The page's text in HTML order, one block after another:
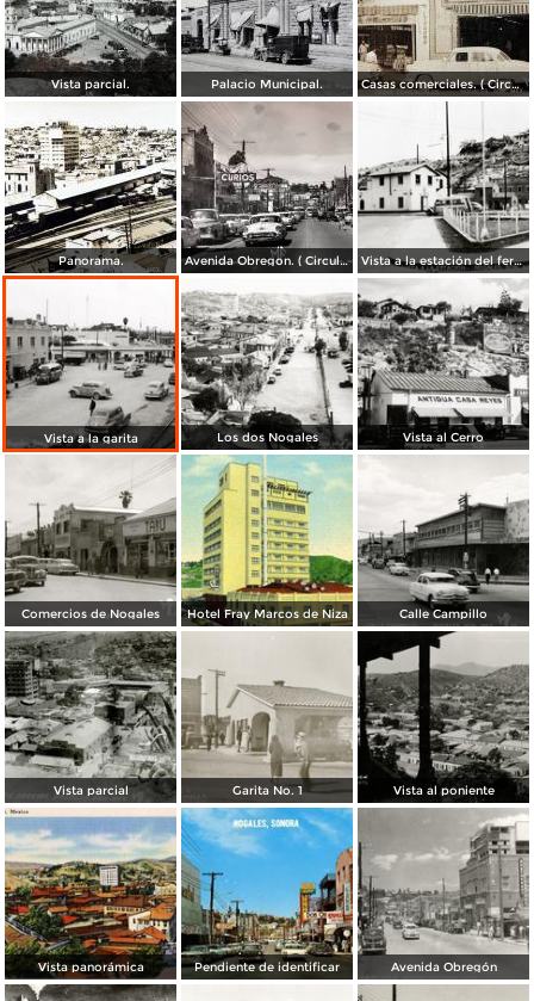
Vista parcial. Palacio Municipal. Casas comerciales. ( Circulada el 11 de Enero de 1957 ).
Panorama. Avenida Obregon. ( Circulada el 27 de Junio de 1958 ). Vista a la estación del ferrocarril
Vista a la garita Los dos Nogales Vista al Cerro
Comercios de Nogales Hotel Fray Marcos de Niza Calle Campillo
Vista parcial Garita No. 1 Vista al poniente
Vista panorámica Pendiente de identificar Avenida Obregón